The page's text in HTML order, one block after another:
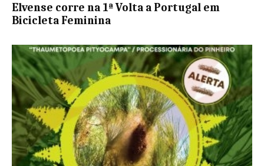
Elvense corre na 1ª Volta a Portugal em
Bicicleta Feminina